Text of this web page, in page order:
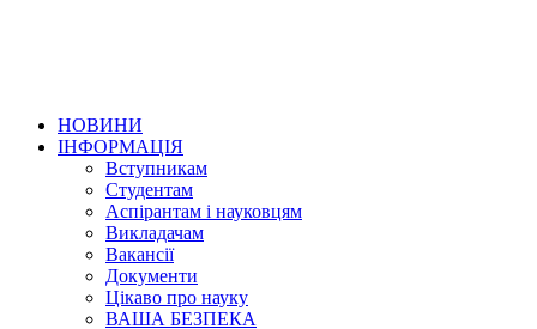
НОВИНИ
ІНФОРМАЦІЯ
Вступникам
Студентам
Аспірантам і науковцям
Викладачам
Вакансії
Документи
Цікаво про науку
ВАША БЕЗПЕКА